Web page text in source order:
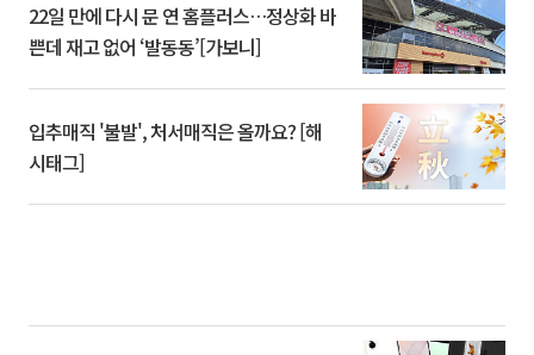
22일 만에 다시 문 연 홈플러스…정상화 바
쁜데 재고 없어 ‘발동동’[가보니]
입추매직 '불발', 처서매직은 올까요? [해
시태그]